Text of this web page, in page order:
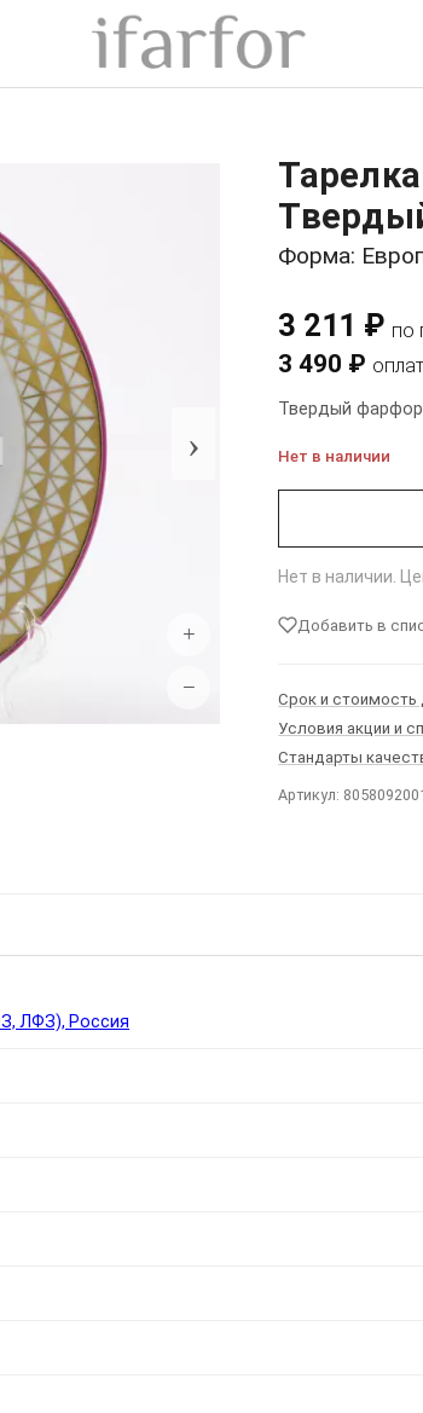
›
+
−
Форма:
3 211 ₽ по
3 490 ₽
Твердый
Нет в наличии
Нет в наличии.
Добавить в
Срок и стоимость
Условия акции и
Стандарты
Артикул:
ЛФЗ), Россия